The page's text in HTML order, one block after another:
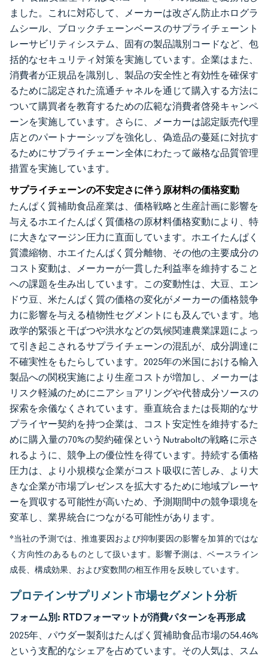
ました。これに対応して、メーカーは改ざん防止ホログラ
ムシール、ブロックチェーンベースのサプライチェーント
レーサビリティシステム、固有の製品識別コードなど、包
括的なセキュリティ対策を実施しています。企業はまた、
消費者が正規品を識別し、製品の安全性と有効性を確保す
るために認定された流通チャネルを通じて購入する方法に
ついて購買者を教育するための広範な消費者啓発キャンペ
ーンを実施しています。さらに、メーカーは認定販売代理
店とのパートナーシップを強化し、偽造品の蔓延に対抗す
るためにサプライチェーン全体にわたって厳格な品質管理
措置を実施しています。
サプライチェーンの不安定さに伴う原材料の価格変動
たんぱく質補助食品産業は、価格戦略と生産計画に影響を
与えるホエイたんぱく質価格の原材料価格変動により、特
に大きなマージン圧力に直面しています。ホエイたんぱく
質濃縮物、ホエイたんぱく質分離物、その他の主要成分の
コスト変動は、メーカーが一貫した利益率を維持すること
への課題を生み出しています。この変動性は、大豆、エン
ドウ豆、米たんぱく質の価格の変化がメーカーの価格競争
力に影響を与える植物性セグメントにも及んでいます。地
政学的緊張と干ばつや洪水などの気候関連農業課題によっ
て引き起こされるサプライチェーンの混乱が、成分調達に
不確実性をもたらしています。2025年の米国における輸入
製品への関税実施により生産コストが増加し、メーカーは
リスク軽減のためにニアショアリングや代替成分ソースの
探索を余儀なくされています。垂直統合または長期的なサ
プライヤー契約を持つ企業は、コスト安定性を維持するた
めに購入量の70%の契約確保というNutraboltの戦略に示さ
れるように、競争上の優位性を得ています。持続する価格
圧力は、より小規模な企業がコスト吸収に苦しみ、より大
きな企業が市場プレゼンスを拡大するために地域プレーヤ
ーを買収する可能性が高いため、予測期間中の競争環境を
変革し、業界統合につながる可能性があります。
*当社の予測では、推進要因および抑制要因の影響を加算的ではな
く方向性のあるものとして扱います。影響予測は、ベースライン
成長、構成効果、および変数間の相互作用を反映しています。
プロテインサプリメント市場セグメント分析
フォーム別: RTDフォーマットが消費パターンを再形成
2025年、パウダー製剤はたんぱく質補助食品市場の54.46%
という支配的なシェアを占めています。その人気は、スム